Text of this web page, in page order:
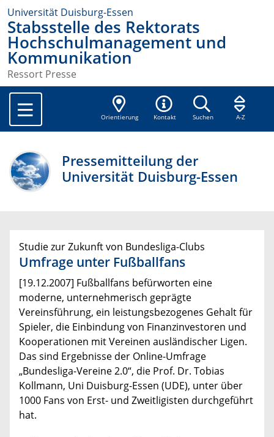
Universität Duisburg-Essen
Stabsstelle des Rektorats
Hochschulmanagement und
Kommunikation
Ressort Presse
Orientierung Kontakt Suchen A-Z
Pressemitteilung der
Universität Duisburg-Essen
Studie zur Zukunft von Bundesliga-Clubs
Umfrage unter Fußballfans
[19.12.2007] Fußballfans befürworten eine
moderne, unternehmerisch geprägte
Vereinsführung, ein leistungsbezogenes Gehalt für
Spieler, die Einbindung von Finanzinvestoren und
Kooperationen mit Vereinen ausländischer Ligen.
Das sind Ergebnisse der Online-Umfrage
„Bundesliga-Vereine 2.0“, die Prof. Dr. Tobias
Kollmann, Uni Duisburg-Essen (UDE), unter über
1000 Fans von Erst- und Zweitligisten durchgeführt
hat.